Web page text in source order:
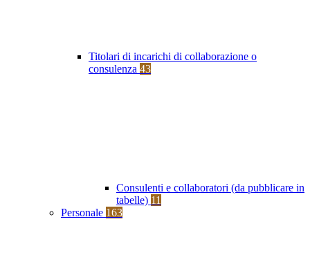
Titolari di incarichi di collaborazione o
consulenza 43
Consulenti e collaboratori (da pubblicare in
tabelle) 11
Personale 163